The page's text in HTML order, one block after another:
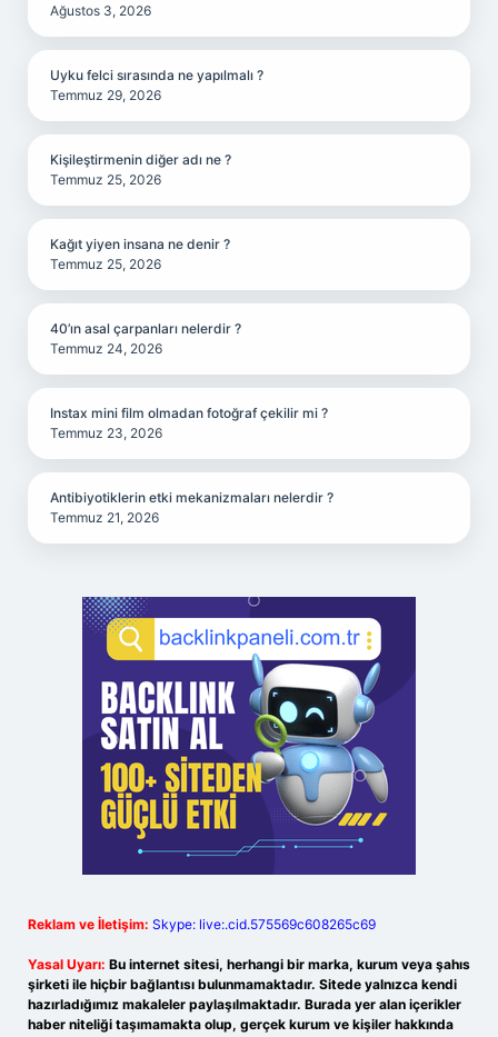
Ağustos 3, 2026
Uyku felci sırasında ne yapılmalı ?
Temmuz 29, 2026
Kişileştirmenin diğer adı ne ?
Temmuz 25, 2026
Kağıt yiyen insana ne denir ?
Temmuz 25, 2026
40’ın asal çarpanları nelerdir ?
Temmuz 24, 2026
Instax mini film olmadan fotoğraf çekilir mi ?
Temmuz 23, 2026
Antibiyotiklerin etki mekanizmaları nelerdir ?
Temmuz 21, 2026
Reklam ve İletişim: Skype: live:.cid.575569c608265c69
Yasal Uyarı: Bu internet sitesi, herhangi bir marka, kurum veya şahıs
şirketi ile hiçbir bağlantısı bulunmamaktadır. Sitede yalnızca kendi
hazırladığımız makaleler paylaşılmaktadır. Burada yer alan içerikler
haber niteliği taşımamakta olup, gerçek kurum ve kişiler hakkında